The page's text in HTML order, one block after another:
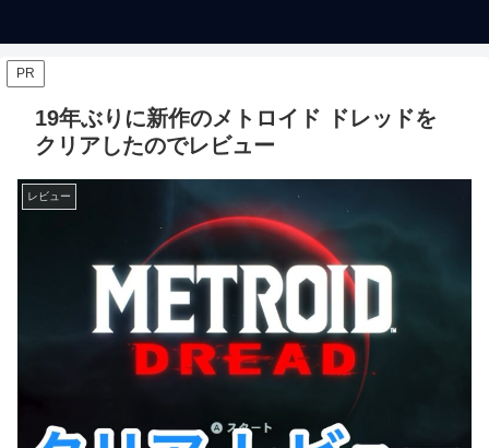
PR
19年ぶりに新作のメトロイド ドレッドを
クリアしたのでレビュー
レビュー